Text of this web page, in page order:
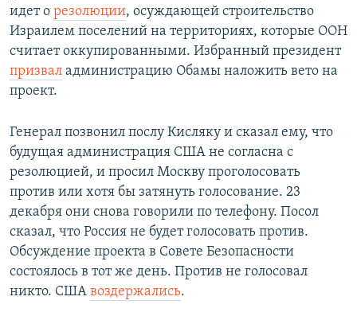
идет о резолюции, осуждающей строительство
Израилем поселений на территориях, которые ООН
считает оккупированными. Избранный президент
призвал администрацию Обамы наложить вето на
проект.
Генерал позвонил послу Кисляку и сказал ему, что
будущая администрация США не согласна с
резолюцией, и просил Москву проголосовать
против или хотя бы затянуть голосование. 23
декабря они снова говорили по телефону. Посол
сказал, что Россия не будет голосовать против.
Обсуждение проекта в Совете Безопасности
состоялось в тот же день. Против не голосовал
никто. США воздержались.